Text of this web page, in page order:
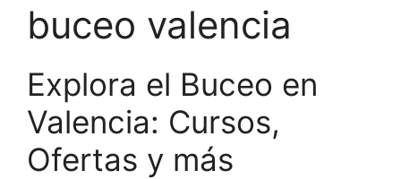
buceo valencia
Explora el Buceo en
Valencia: Cursos,
Ofertas y más